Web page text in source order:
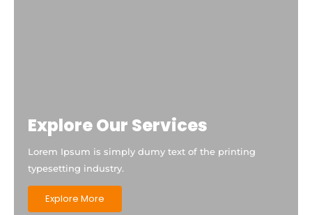
Explore Our Services
Lorem Ipsum is simply dumy text of the printing
typesetting industry.
Explore More